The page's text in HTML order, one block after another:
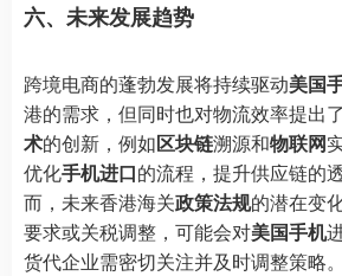
六、未来发展趋势
跨境电商的蓬勃发展将持续驱动美国
港的需求，但同时也对物流效率提出
术的创新，例如区块链溯源和物联网
优化手机进口的流程，提升供应链的
而，未来香港海关政策法规的潜在变
要求或关税调整，可能会对美国手机
货代企业需密切关注并及时调整策略。